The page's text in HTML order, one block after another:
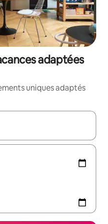
adaptées
uniques adaptés
parcourez-les en utilisant